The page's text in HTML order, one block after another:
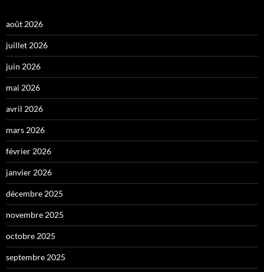
août 2026
juillet 2026
juin 2026
mai 2026
avril 2026
mars 2026
février 2026
janvier 2026
décembre 2025
novembre 2025
octobre 2025
septembre 2025